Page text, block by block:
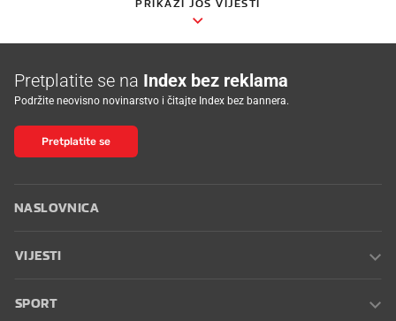
PRIKAŽI JOŠ VIJESTI
Pretplatite se na Index bez reklama
Podržite neovisno novinarstvo i čitajte Index bez bannera.
Pretplatite se
NASLOVNICA
VIJESTI
SPORT